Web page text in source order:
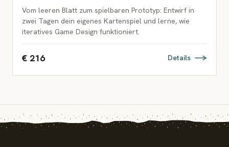
Vom leeren Blatt zum spielbaren Prototyp: Entwirf in
zwei Tagen dein eigenes Kartenspiel und lerne, wie
iteratives Game Design funktioniert.
€ 216 Details